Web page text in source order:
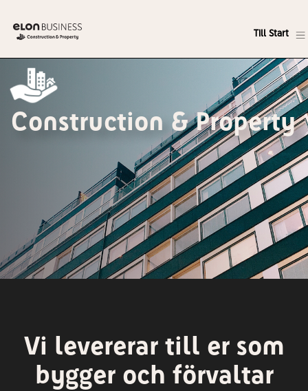
Till Start
Construction & Property
Vi levererar till er som
bygger och förvaltar